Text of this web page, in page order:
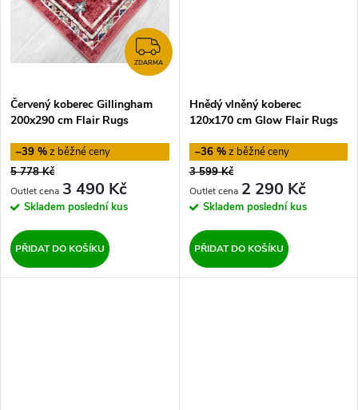
ZDARMA
ZDARMA
Červený koberec Gillingham
200x290 cm Flair Rugs
–39 %
5 778 Kč
3 490 Kč
Skladem poslední kus
PŘIDAT DO KOŠÍKU
Hnědý vlněný koberec
120x170 cm Glow Flair Rugs
–36 %
3 599 Kč
2 290 Kč
Skladem poslední kus
PŘIDAT DO KOŠÍKU